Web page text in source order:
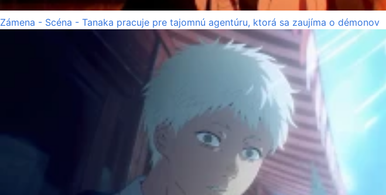
Zámena - Scéna - Tanaka pracuje pre tajomnú agentúru, ktorá sa zaujíma o démonov